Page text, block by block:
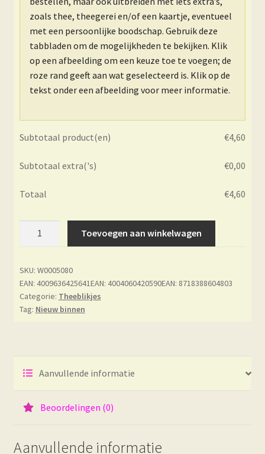
zoals thee, theegerei en/of een kaartje, eventueel
met een persoonlijke boodschap. Gebruik deze
tabbladen om de mogelijkheden te bekijken. Klik
op een afbeelding om een keuze toe te voegen; de
roze rand geeft aan wat geselecteerd is. Klik op de
tekst onder een afbeelding voor meer informatie.
Subtotaal product(en) €4,60
Subtotaal extra('s) €0,00
Totaal €4,60
Toevoegen aan winkelwagen
SKU: W0005080
EAN: 4009636425641EAN: 4004060420590EAN: 8718388604803
Categorie: Theeblikjes
Tag: Nieuw binnen
Aanvullende informatie
Beoordelingen (0)
Aanvullende informatie